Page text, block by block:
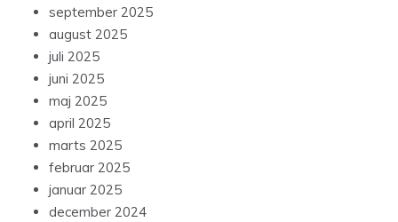
september 2025
august 2025
juli 2025
juni 2025
maj 2025
april 2025
marts 2025
februar 2025
januar 2025
december 2024